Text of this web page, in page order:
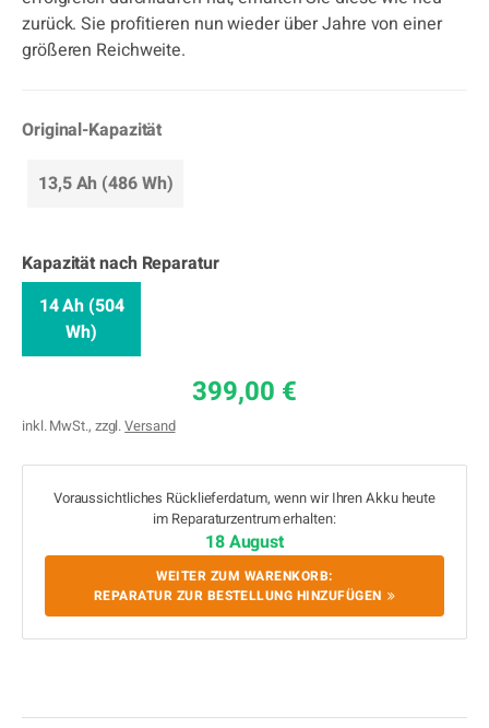
zurück. Sie profitieren nun wieder über Jahre von einer
größeren Reichweite.
Original-Kapazität
13,5 Ah (486 Wh)
Kapazität nach Reparatur
14 Ah (504
Wh)
399,00 €
inkl. MwSt., zzgl.Versand
Voraussichtliches Rücklieferdatum, wenn wir Ihren Akku heute
im Reparaturzentrum erhalten:
18 August
WEITER ZUM WARENKORB:
REPARATUR ZUR BESTELLUNG HINZUFÜGEN